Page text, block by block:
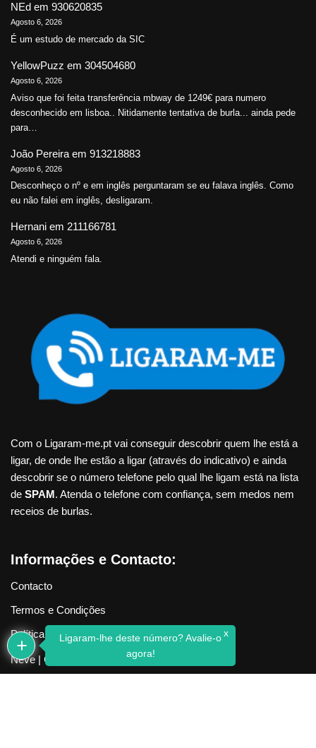
NEd em 930620835
Agosto 6, 2026
É um estudo de mercado da SIC
YellowPuzz em 304504680
Agosto 6, 2026
Aviso que foi feita transferência mbway de 1249€ para numero
desconhecido em lisboa.. Nitidamente tentativa de burla... ainda pede
para…
João Pereira em 913218883
Agosto 6, 2026
Desconheço o nº e em inglês perguntaram se eu falava inglês. Como
eu não falei em inglês, desligaram.
Hernani em 211166781
Agosto 6, 2026
Atendi e ninguém fala.
Com o Ligaram-me.pt vai conseguir descobrir quem lhe está a
ligar, de onde lhe estão a ligar (através do indicativo) e ainda
descobrir se o número telefone pelo qual lhe ligam está na lista
de SPAM. Atenda o telefone com confiança, sem medos nem
receios de burlas.
Informações e Contacto:
Contacto
Termos e Condições
Política de Privacidade
Neve| Criado com WordPress
Ligaram-lhe deste número? Avalie-o
agora!
x